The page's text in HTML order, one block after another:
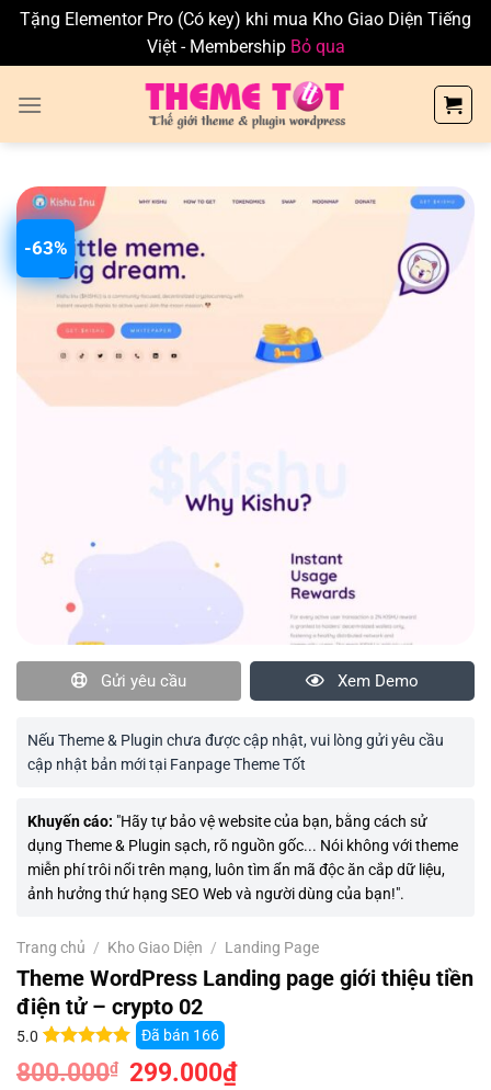
Tặng Elementor Pro (Có key) khi mua Kho Giao Diện Tiếng
Việt - Membership Bỏ qua
-63%
Gửi yêu cầu Xem Demo
Nếu Theme & Plugin chưa được cập nhật, vui lòng gửi yêu cầu
cập nhật bản mới tại Fanpage Theme Tốt
Khuyến cáo: "Hãy tự bảo vệ website của bạn, bằng cách sử
dụng Theme & Plugin sạch, rõ nguồn gốc... Nói không với theme
miễn phí trôi nổi trên mạng, luôn tìm ẩn mã độc ăn cắp dữ liệu,
ảnh hưởng thứ hạng SEO Web và người dùng của bạn!".
Trang chủ / Kho Giao Diện / Landing Page
Theme WordPress Landing page giới thiệu tiền
điện tử – crypto 02
5.0
5.0
trên 5
dựa trên
12
Đã bán 166
800.000₫
Giá
gốc
299.000₫Giá
hiện